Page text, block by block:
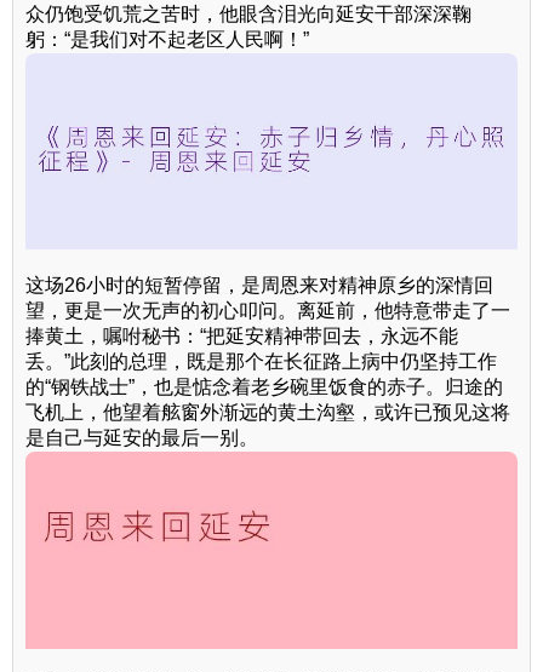
众仍饱受饥荒之苦时，他眼含泪光向延安干部深深鞠
躬：“是我们对不起老区人民啊！”
这场26小时的短暂停留，是周恩来对精神原乡的深情回
望，更是一次无声的初心叩问。离延前，他特意带走了一
捧黄土，嘱咐秘书：“把延安精神带回去，永远不能
丢。”此刻的总理，既是那个在长征路上病中仍坚持工作
的“钢铁战士”，也是惦念着老乡碗里饭食的赤子。归途的
飞机上，他望着舷窗外渐远的黄土沟壑，或许已预见这将
是自己与延安的最后一别。